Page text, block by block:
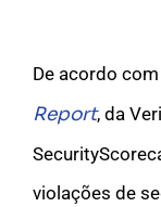
De acordo
Report, da
violações de